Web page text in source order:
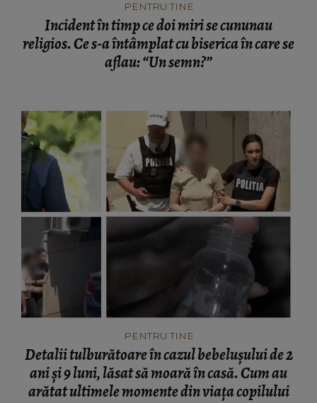
PENTRU TINE
Incident în timp ce doi miri se cununau
religios. Ce s-a întâmplat cu biserica în care se
aflau: “Un semn?”
PENTRU TINE
Detalii tulburătoare în cazul bebelușului de 2
ani și 9 luni, lăsat să moară în casă. Cum au
arătat ultimele momente din viața copilului